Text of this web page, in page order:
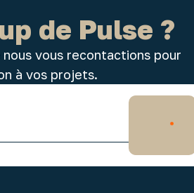
de Pulse ?
vous recontactions pour
à vos projets.